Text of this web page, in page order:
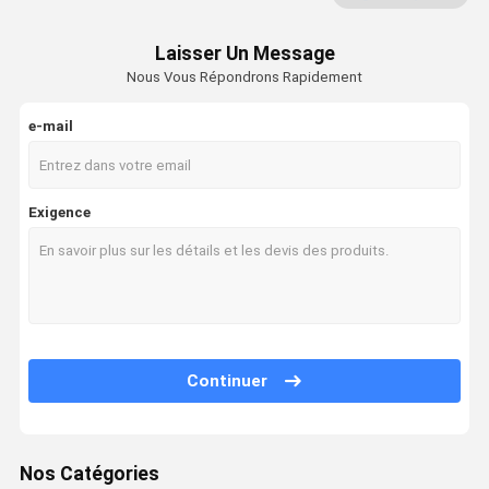
Machine électrique de stimulation de muscle
Machine de physiothérapie d'ultrason
Machine photodynamique de thérapie
Machine de radiofréquence
Microneedling rf partiel
Laisser Un Message
Nous Vous Répondrons Rapidement
e-mail
Exigence
Continuer
Nos Catégories